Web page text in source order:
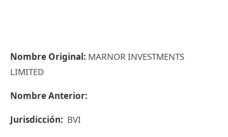
Nombre Original: MARNOR INVESTMENTS
LIMITED
Nombre Anterior:
Jurisdicción: BVI